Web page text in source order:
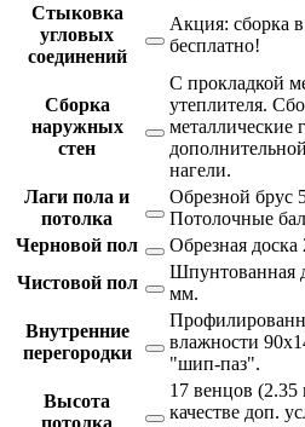
Стыковка
угловых
соединений
Акция: сборка
бесплатно!
Сборка
наружных
стен
С прокладкой
утеплителя.
металлические
нагели.
Лаги пола и
потолка
Обрезной брус
Потолочные
Черновой пол
Обрезная
Чистовой пол
Шпунтованная
мм.
Внутренние
перегородки
влажности
"шип-паз".
Высота
потолка
17 венцов
качестве доп.